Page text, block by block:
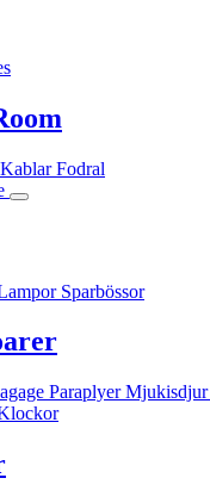
Fodral
Sparbössor
ParaplyerMjukisdjur